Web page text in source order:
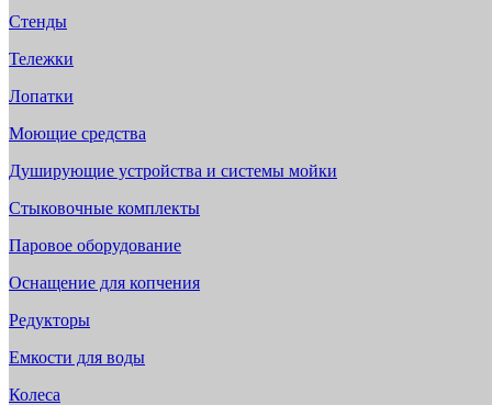
Стенды
Тележки
Лопатки
Моющие средства
Душирующие устройства и системы мойки
Стыковочные комплекты
Паровое оборудование
Оснащение для копчения
Редукторы
Емкости для воды
Колеса